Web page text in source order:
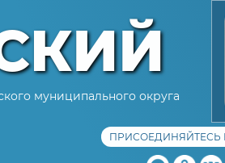
муниципального округа
ПРИСОЕДИНЯЙТЕСЬ